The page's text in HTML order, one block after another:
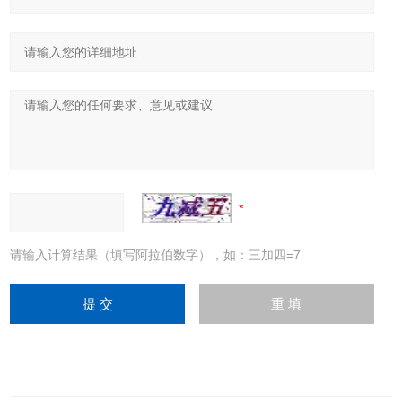
请输入计算结果（填写阿拉伯数字），如：三加四=7